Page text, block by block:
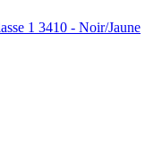
1 3410 - Noir/Jaune